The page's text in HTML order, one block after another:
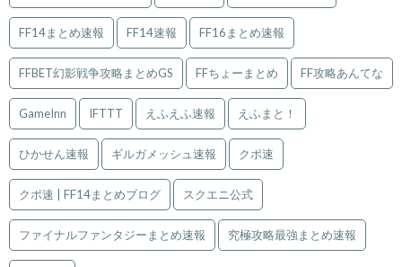
FF14まとめ速報 FF14速報 FF16まとめ速報
FFBET幻影戦争攻略まとめGS FFちょーまとめ FF攻略あんてな
GameInn IFTTT えふえふ速報 えふまと！
ひかせん速報 ギルガメッシュ速報 クポ速
クポ速 | FF14まとめブログ スクエニ公式
ファイナルファンタジーまとめ速報 究極攻略最強まとめ速報